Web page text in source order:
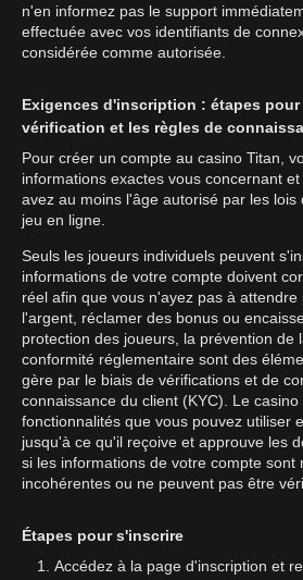
n'en informez pas le support
effectuée avec vos identifiants de
considérée comme autorisée.
Exigences d'inscription : étapes
vérification et les règles de
Pour créer un compte au casino Titan,
informations exactes vous concernant
avez au moins l'âge autorisé par les lois
jeu en ligne.
Seuls les joueurs individuels peuvent
informations de votre compte doivent
réel afin que vous n'ayez pas à
l'argent, réclamer des bonus ou
protection des joueurs, la prévention de
conformité réglementaire sont des
gère par le biais de vérifications et de
connaissance du client (KYC). Le
fonctionnalités que vous pouvez utiliser
jusqu'à ce qu'il reçoive et approuve les
si les informations de votre compte sont
incohérentes ou ne peuvent pas être
Étapes pour s'inscrire
Accédez à la page d'inscription et